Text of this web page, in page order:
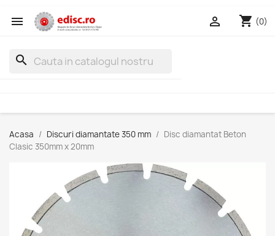
 shopping_cart (0)

search
Acasa Discuri diamantate 350 mm
Disc diamantat Beton
Clasic 350mm x 20mm